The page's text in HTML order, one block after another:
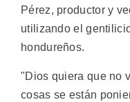
Pérez, productor y
utilizando el
hondureños.
"Dios quiera que no
cosas se están